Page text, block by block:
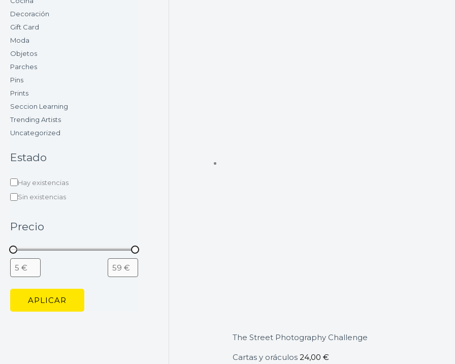
Decoración
Gift Card
Moda
Objetos
Parches
Pins
Prints
Seccion Learning
Trending Artists
Uncategorized
Estado
Hay existencias
Sin existencias
Precio
APLICAR
The Street Photography Challenge
Cartas y oráculos 24,00 €